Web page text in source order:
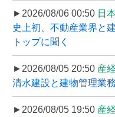
►2026/08/06 00:50 日
史上初、不動産業界と
トップに聞く
►2026/08/05 20:50 産
清水建設と建物管理業
►2026/08/05 19:50 産